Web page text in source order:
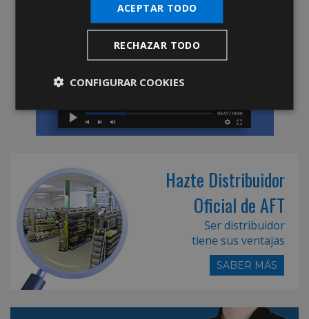
Hazte Distribuidor
Oficial de AFT
Ser distribuidor
tiene sus ventajas
SABER MÁS
ACEPTAR TODO
RECHAZAR TODO
CONFIGURAR COOKIES